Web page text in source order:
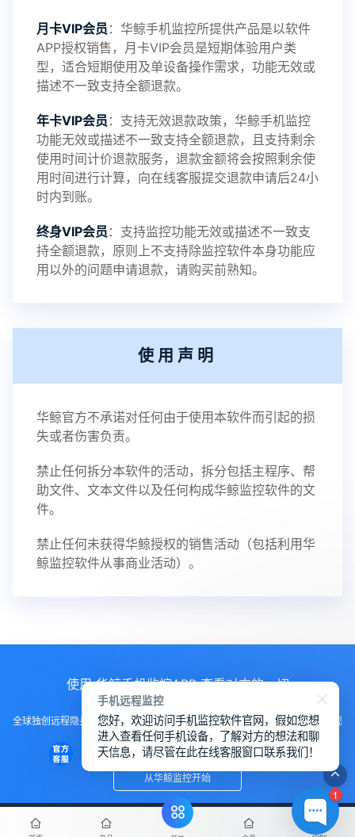
月卡VIP会员 ：华鲸手机监控所提供产品是以软件
APP授权销售，月卡VIP会员是短期体验用户类
型，适合短期使用及单设备操作需求，功能无效或
描述不一致支持全额退款。
年卡VIP会员 ：支持无效退款政策，华鲸手机监控
功能无效或描述不一致支持全额退款，且支持剩余
使用时间计价退款服务，退款金额将会按照剩余使
用时间进行计算，向在线客服提交退款申请后24小
时内到账。
终身VIP会员 ：支持监控功能无效或描述不一致支
持全额退款，原则上不支持除监控软件本身功能应
用以外的问题申请退款，请购买前熟知。
使用声明
华鲸官方不承诺对任何由于使用本软件而引起的损
失或者伤害负责。
禁止任何拆分本软件的活动，拆分包括主程序、帮
助文件、文本文件以及任何构成华鲸监控软件的文
件。
禁止任何未获得华鲸授权的销售活动（包括利用华
鲸监控软件从事商业活动）。
使用 华鲸手机监控APP 查看对方的一切
全球独创远程隐身运行监控手机，不用经过对方同意安装，100%不让对方发现
知道
从华鲸监控开始
1
手机远程监控
您好，欢迎访问手机监控软件官网，假如您想
进入查看任何手机设备，了解对方的想法和聊
天信息，请尽管在此在线客服窗口联系我们！